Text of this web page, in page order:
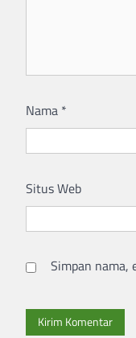
Nama *
Situs Web
Simpan nama,